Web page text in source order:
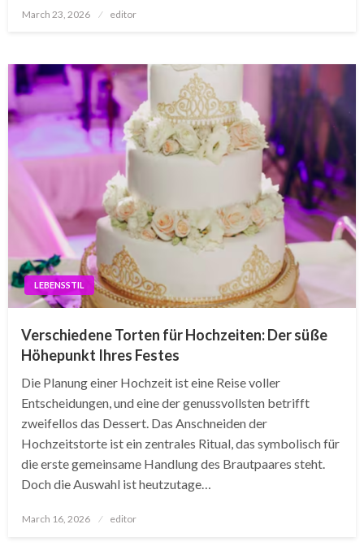
Posted
March 23, 2026 editor
LEBENSSTIL
Verschiedene Torten für Hochzeiten: Der süße
Höhepunkt Ihres Festes
Die Planung einer Hochzeit ist eine Reise voller
Entscheidungen, und eine der genussvollsten betrifft
zweifellos das Dessert. Das Anschneiden der
Hochzeitstorte ist ein zentrales Ritual, das symbolisch für
die erste gemeinsame Handlung des Brautpaares steht.
Doch die Auswahl ist heutzutage…
Posted
March 16, 2026 editor